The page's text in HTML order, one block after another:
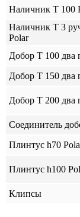
Наличник Т 100
Наличник Т 3
Polar
Добор Т 100 два
Добор Т 150 два
Добор Т 200 два
Соединитель
Плинтус h70
Плинтус h100
Клипсы